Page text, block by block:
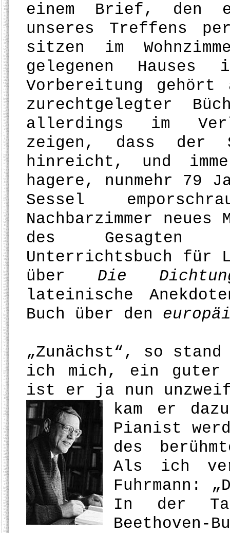
einem Brief, den
unseres Treffens
sitzen im
gelegenen
Vorbereitung gehört
zurechtgelegter
allerdings im
zeigen, dass der
hinreicht, und
hagere, nunmehr 79
Sessel
Nachbarzimmer
des Gesagten
Unterrichtsbuch für
über Die
lateinische
Buch über den
„Zunächst“, so
ich mich, ein guter
ist er ja nun
kam er
Pianist
des
Als ich
Fuhrmann:
In der